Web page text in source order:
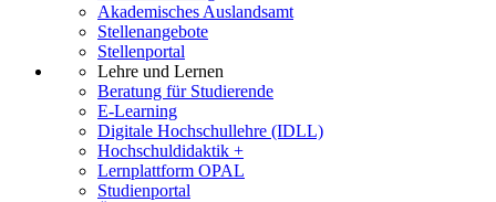
Akademisches Auslandsamt
Stellenangebote
Stellenportal
Lehre und Lernen
Beratung für Studierende
E-Learning
Digitale Hochschullehre (IDLL)
Hochschuldidaktik +
Lernplattform OPAL
Studienportal